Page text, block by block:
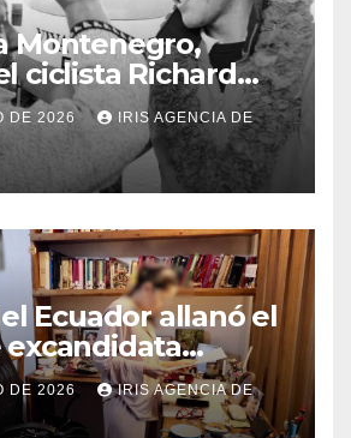
Montenegro,
ciclista Richard
en Tulcán, a
DE 2026 IRIS AGENCIA DE
Ecuador allanó el
vinculada al caso
DE 2026 IRIS AGENCIA DE